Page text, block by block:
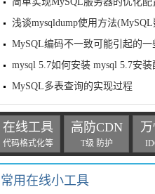
MySQL编码不一致可能引起的一
MySQL多表查询的实现过程
在线工具
代码格式化等
高防CDN
T级 防护
常用在线小工具